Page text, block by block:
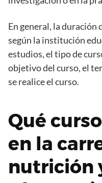
En general, la duración
según la institución
estudios, el tipo de
objetivo del curso, el
se realice el curso.
Qué
en la
nutrición